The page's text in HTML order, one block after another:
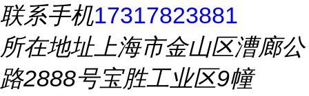
联系手机17317823881
所在地址上海市金山区漕廊公
路2888号宝胜工业区9幢